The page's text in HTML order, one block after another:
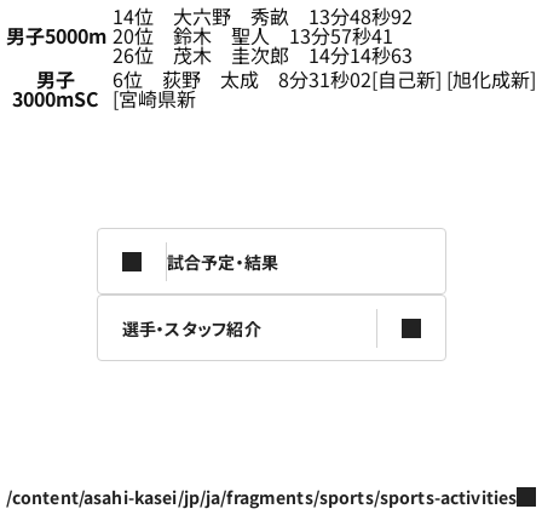
男子5000m
14位 大六野 秀畝 13分48秒92
20位 鈴木 聖人 13分57秒41
26位 茂木 圭次郎 14分14秒63
男子
3000mSC
6位 荻野 太成 8分31秒02[自己新] [旭化成新]
[宮崎県新
試合予定・結果
選手・スタッフ紹介
/content/asahi-kasei/jp/ja/fragments/sports/sports-activities